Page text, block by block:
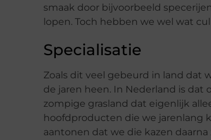
smaak door bijvoorbeeld
lopen. Toch hebben we wel wat
Specialisatie
Zoals dit veel gebeurd in land dat
de jaren heen. In Nederland is dat
zompige grasland dat eigenlijk
hoofdproducten die we jarenlang
aantonen dat we die kazen daarna